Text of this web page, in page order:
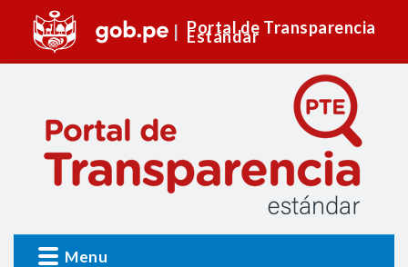
Portal de Transparencia
Estándar
Menu